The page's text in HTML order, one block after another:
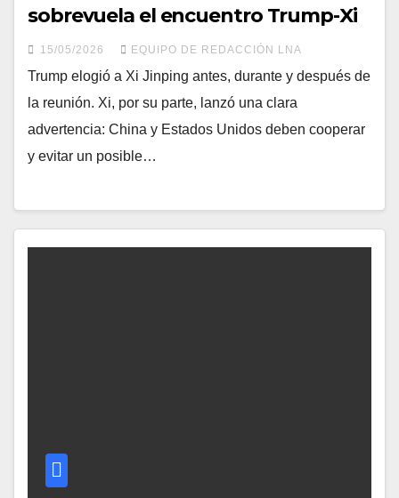
sobrevuela el encuentro Trump-Xi
15/05/2026 EQUIPO DE REDACCIÓN LNA
Trump elogió a Xi Jinping antes, durante y después de
la reunión. Xi, por su parte, lanzó una clara
advertencia: China y Estados Unidos deben cooperar
y evitar un posible…